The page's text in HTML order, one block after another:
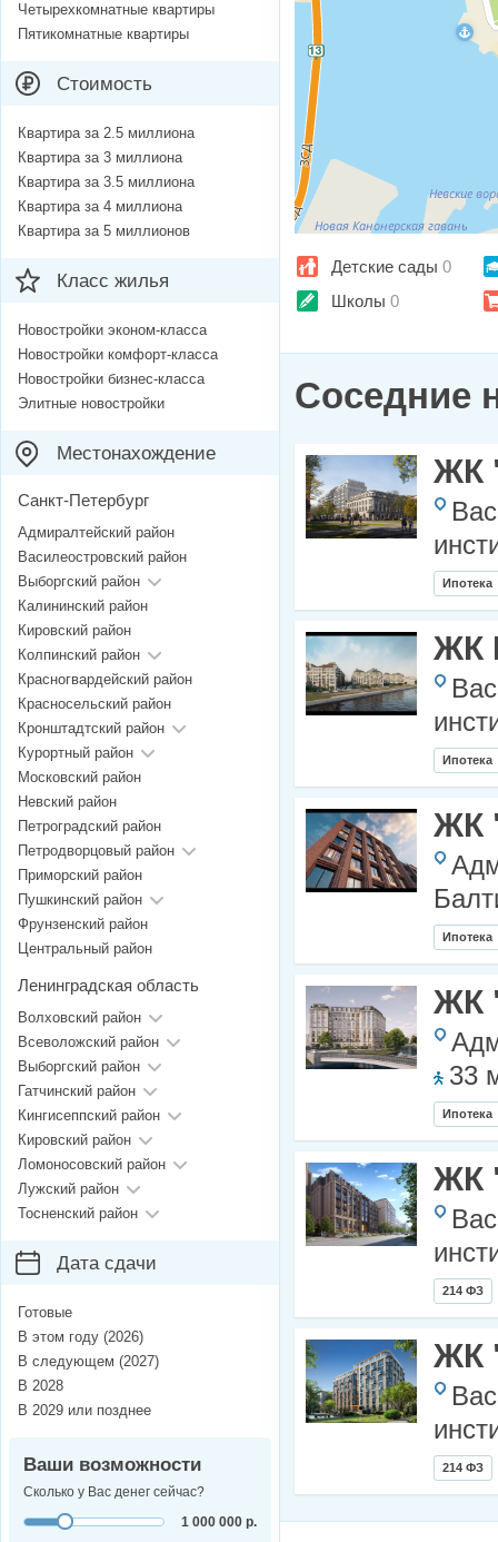
Детские сады 0
Школы 0
Соседние
ЖК
Ипотека
ЖК
Ипотека
ЖК
Ипотека
ЖК
33
Ипотека
ЖК
214 ФЗ
ЖК
214 ФЗ
Четырехкомнатные квартиры
Пятикомнатные квартиры
Стоимость
Квартира за 2.5 миллиона
Квартира за 3 миллиона
Квартира за 3.5 миллиона
Квартира за 4 миллиона
Квартира за 5 миллионов
Класс жилья
Новостройки эконом-класса
Новостройки комфорт-класса
Новостройки бизнес-класса
Элитные новостройки
Местонахождение
Санкт-Петербург
Адмиралтейский район
Василеостровский район
Выборгский район
Калининский район
Кировский район
Колпинский район
Красногвардейский район
Красносельский район
Кронштадтский район
Курортный район
Московский район
Невский район
Петроградский район
Петродворцовый район
Приморский район
Пушкинский район
Фрунзенский район
Центральный район
Ленинградская область
Волховский район
Всеволожский район
Выборгский район
Гатчинский район
Кингисеппский район
Кировский район
Ломоносовский район
Лужский район
Тосненский район
Дата сдачи
Готовые
В этом году (2026)
В следующем (2027)
В 2028
В 2029 или позднее
Ваши возможности
Сколько у Вас денег сейчас?
1 000 000 р.